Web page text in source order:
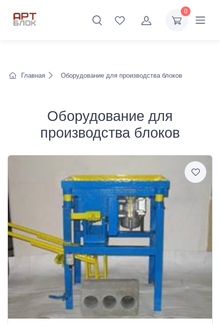
0
Главная Оборудование для производства блоков
Оборудование для
производства блоков